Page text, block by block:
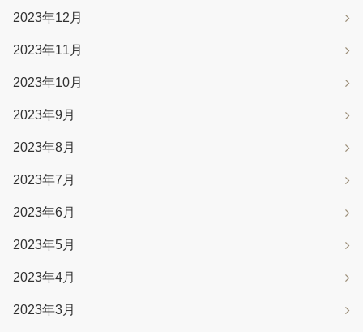
2023年12月
2023年11月
2023年10月
2023年9月
2023年8月
2023年7月
2023年6月
2023年5月
2023年4月
2023年3月